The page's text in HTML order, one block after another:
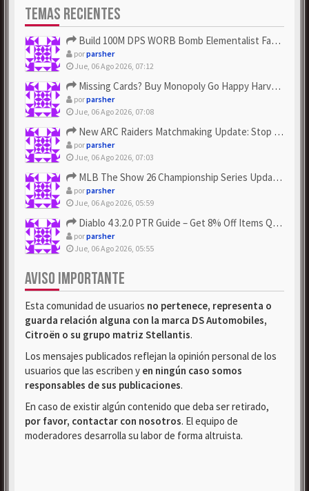
TEMAS RECIENTES
Build 100M DPS WORB Bomb Elementalist Fast - Grab POE Curren...
porparsher
Jue, 06 Ago 2026, 07:12
Missing Cards? Buy Monopoly Go Happy Harvest with Looney Tun...
porparsher
Jue, 06 Ago 2026, 07:08
New ARC Raiders Matchmaking Update: Stop Failed - Grab Bluep...
porparsher
Jue, 06 Ago 2026, 07:03
MLB The Show 26 Championship Series Update! Get Cheap & ...
porparsher
Jue, 06 Ago 2026, 05:59
Diablo 4 3.2.0 PTR Guide – Get 8% Off Items Quickly to Test ...
porparsher
Jue, 06 Ago 2026, 05:55
AVISO IMPORTANTE
Esta comunidad de usuarios no pertenece, representa o
guarda relación alguna con la marca DS Automobiles,
Citroën o su grupo matriz Stellantis.
Los mensajes publicados reflejan la opinión personal de los
usuarios que las escriben y en ningún caso somos
responsables de sus publicaciones.
En caso de existir algún contenido que deba ser retirado,
por favor, contactar con nosotros. El equipo de
moderadores desarrolla su labor de forma altruista.